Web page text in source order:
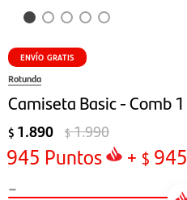
ENVÍO GRATIS
Rotunda
Camiseta Basic - Comb 1
$ 1.890 $1.990
945 Puntos + $ 945
-